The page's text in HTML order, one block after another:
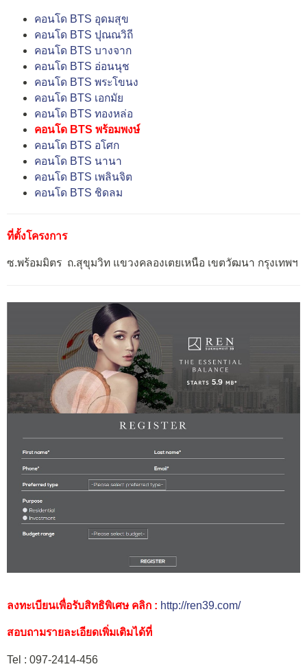
คอนโด BTS อุดมสุข
คอนโด BTS ปุณณวิถี
คอนโด BTS บางจาก
คอนโด BTS อ่อนนุช
คอนโด BTS พระโขนง
คอนโด BTS เอกมัย
คอนโด BTS ทองหล่อ
คอนโด BTS พร้อมพงษ์
คอนโด BTS อโศก
คอนโด BTS นานา
คอนโด BTS เพลินจิต
คอนโด BTS ชิดลม
ที่ตั้งโครงการ
ซ.พร้อมมิตร ถ.สุขุมวิท แขวงคลองเตยเหนือ เขตวัฒนา กรุงเทพฯ
ลงทะเบียนเพื่อรับสิทธิพิเศษ คลิก : http://ren39.com/
สอบถามรายละเอียดเพิ่มเติมได้ที่
Tel : 097-2414-456